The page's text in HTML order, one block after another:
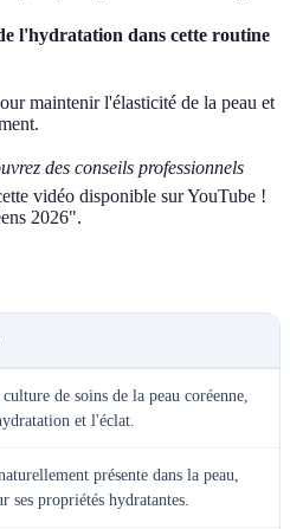
l'hydratation dans cette routine
maintenir l'élasticité de la peau et
des conseils professionnels
vidéo disponible sur YouTube !
2026".
de soins de la peau coréenne,
et l'éclat.
présente dans la peau,
ses propriétés hydratantes.